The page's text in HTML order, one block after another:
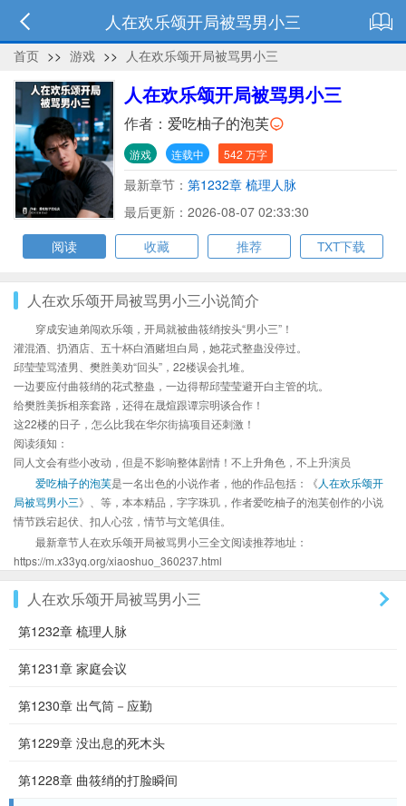
人在欢乐颂开局被骂男小三
首页 >> 游戏 >> 人在欢乐颂开局被骂男小三
人在欢乐颂开局被骂男小三
作者： 爱吃柚子的泡芙
游戏 连载中 542 万字
最新章节： 第1232章 梳理人脉
最后更新：2026-08-07 02:33:30
阅读
收藏 推荐 TXT下载
人在欢乐颂开局被骂男小三小说简介
穿成安迪弟闯欢乐颂，开局就被曲筱绡按头“男小三”！
灌混酒、扔酒店、五十杯白酒赌坦白局，她花式整蛊没停过。
邱莹莹骂渣男、樊胜美劝“回头”，22楼误会扎堆。
一边要应付曲筱绡的花式整蛊，一边得帮邱莹莹避开白主管的坑。
给樊胜美拆相亲套路，还得在晟煊跟谭宗明谈合作！
这22楼的日子，怎么比我在华尔街搞项目还刺激！
阅读须知：
同人文会有些小改动，但是不影响整体剧情！不上升角色，不上升演员
爱吃柚子的泡芙是一名出色的小说作者，他的作品包括：《 人在欢乐颂开
局被骂男小三》、等，本本精品，字字珠玑，作者爱吃柚子的泡芙创作的小说
情节跌宕起伏、扣人心弦，情节与文笔俱佳。
最新章节人在欢乐颂开局被骂男小三全文阅读推荐地址：
https://m.x33yq.org/xiaoshuo_360237.html
人在欢乐颂开局被骂男小三
第1232章 梳理人脉
第1231章 家庭会议
第1230章 出气筒－应勤
第1229章 没出息的死木头
第1228章 曲筱绡的打脸瞬间